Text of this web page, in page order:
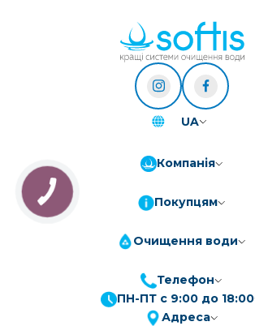
ПриватБанк
3-10 платежів, кредит 0.01%
UA
Компанія
Покупцям
Очищення води
Телефон
ПН-ПТ с 9:00 до 18:00
Адреса